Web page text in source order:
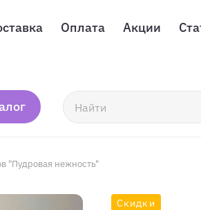
Оплата Акции
"Пудровая нежность"
Скидки